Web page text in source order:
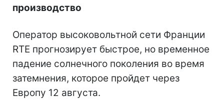
производство
Оператор высоковольтной сети Франции
RTE прогнозирует быстрое, но временное
падение солнечного поколения во время
затемнения, которое пройдет через
Европу 12 августа.